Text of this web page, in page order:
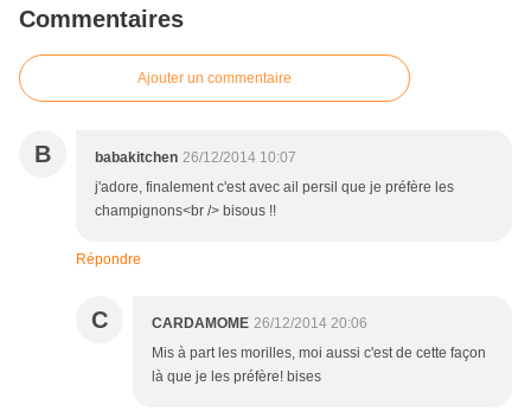
Commentaires
Ajouter un commentaire
B babakitchen 26/12/2014 10:07
j'adore, finalement c'est avec ail persil que je préfère les
champignons<br /> bisous !!
Répondre
C CARDAMOME 26/12/2014 20:06
Mis à part les morilles, moi aussi c'est de cette façon
là que je les préfère! bises